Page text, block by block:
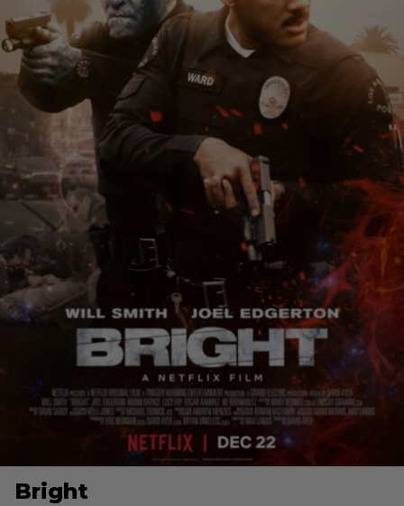
Bright